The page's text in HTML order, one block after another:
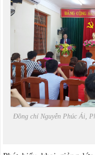
Đồng chí Nguyễn Phúc Ái,